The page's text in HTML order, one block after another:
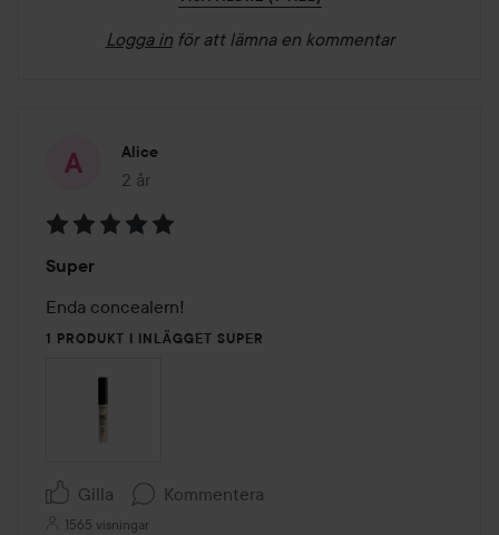
Logga in för att lämna en kommentar
Alice
2 år
Inlägget skapades 2 år
5
av
5
Super
Enda concealern!
1 PRODUKT I INLÄGGET SUPER
Gilla Kommentera
1565 visningar